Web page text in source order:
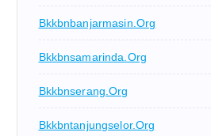
Bkkbnbanjarmasin.org
Bkkbnsamarinda.org
Bkkbnserang.org
Bkkbntanjungselor.org